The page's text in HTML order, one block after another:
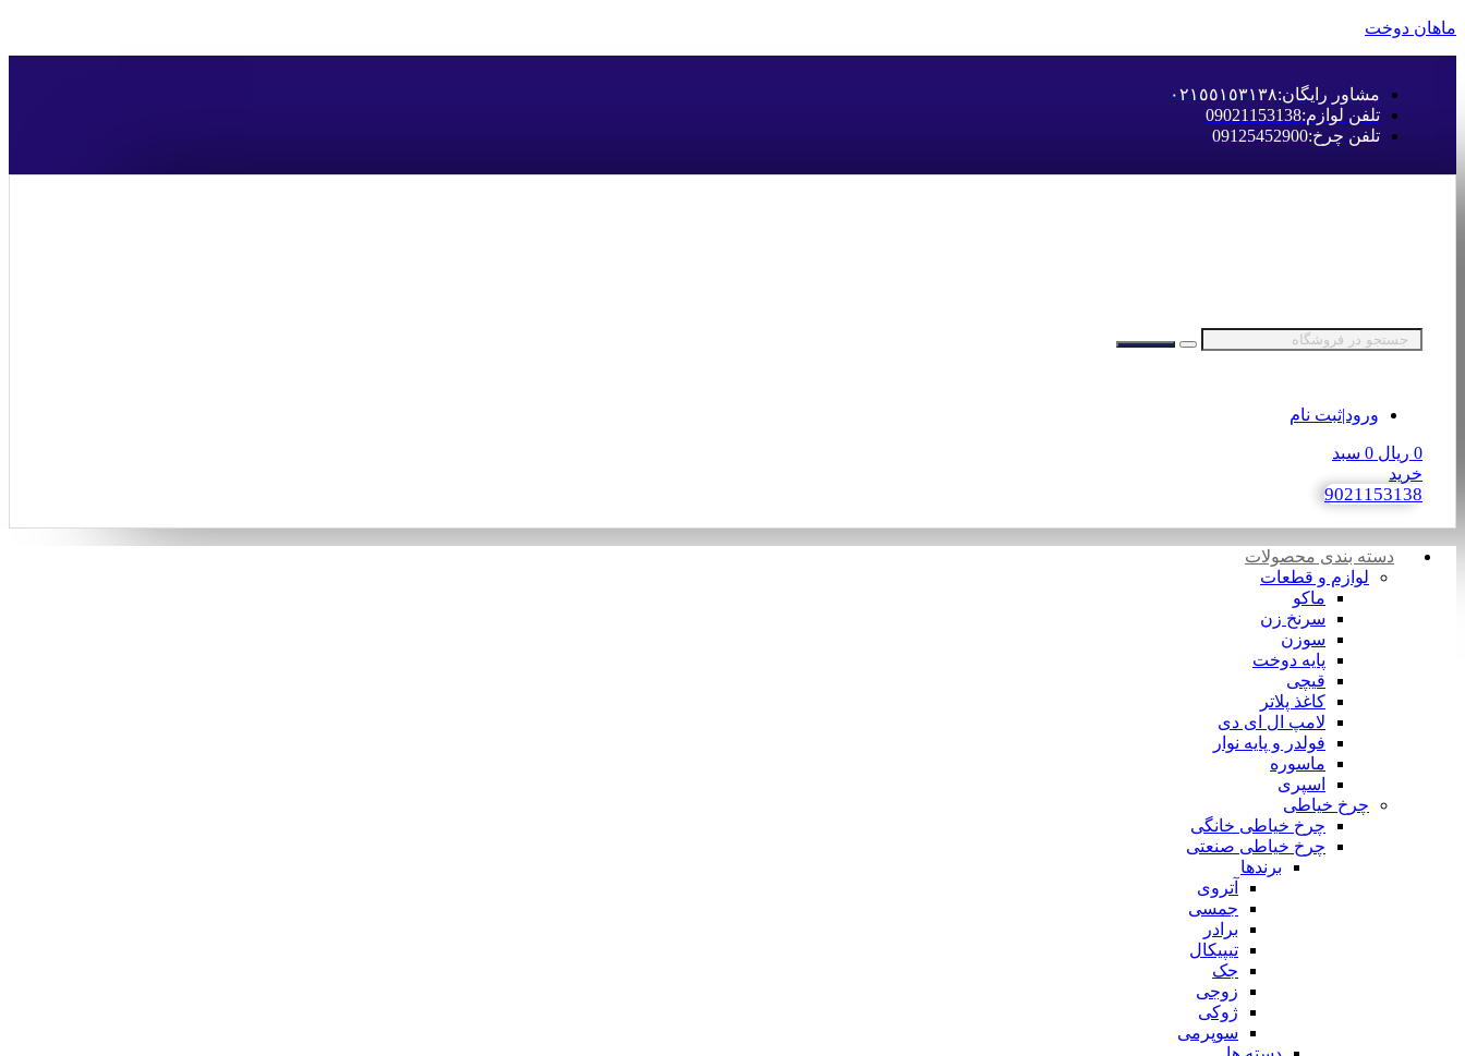
ماهان دوخت
مشاور رایگان:٠٢١٥٥١٥٣١٣٨
تلفن لوازم:09021153138
تلفن چرخ:09125452900
ورود|ثبت نام
0 ریال 0 سبد
خرید
9021153138
دسته بندی محصولات
لوازم و قطعات
ماکو
سرنخ زن
سوزن
پایه دوخت
قیچی
کاغذ پلاتر
لامپ ال ای دی
فولدر و پایه نوار
ماسوره
اسپری
چرخ خیاطی
چرخ خیاطی خانگی
چرخ خیاطی صنعتی
برندها
آتروی
جمسی
برادر
تیپیکال
جک
زوجی
ژوکی
سوپرمی